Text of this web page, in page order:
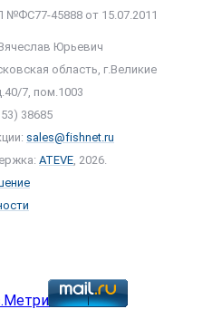
45888 от 15.07.2011
Юрьевич
область, г.Великие
7, пом.1003
38685
sales@fishnet.ru
ATEVE, 2026.